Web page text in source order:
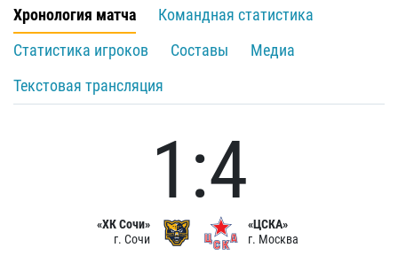
Хронология матча
Командная статистика
Статистика игроков
Составы
Медиа
Текстовая трансляция
«ХК Сочи»
г. Сочи
1:4
«ЦСКА»
г. Москва